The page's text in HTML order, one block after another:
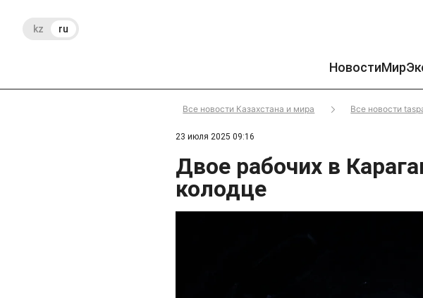
kz ru
НовостиМир
Все новости Казахстана и мира Все новости
23 июля 2025 09:16
Двое рабочих в
колодце